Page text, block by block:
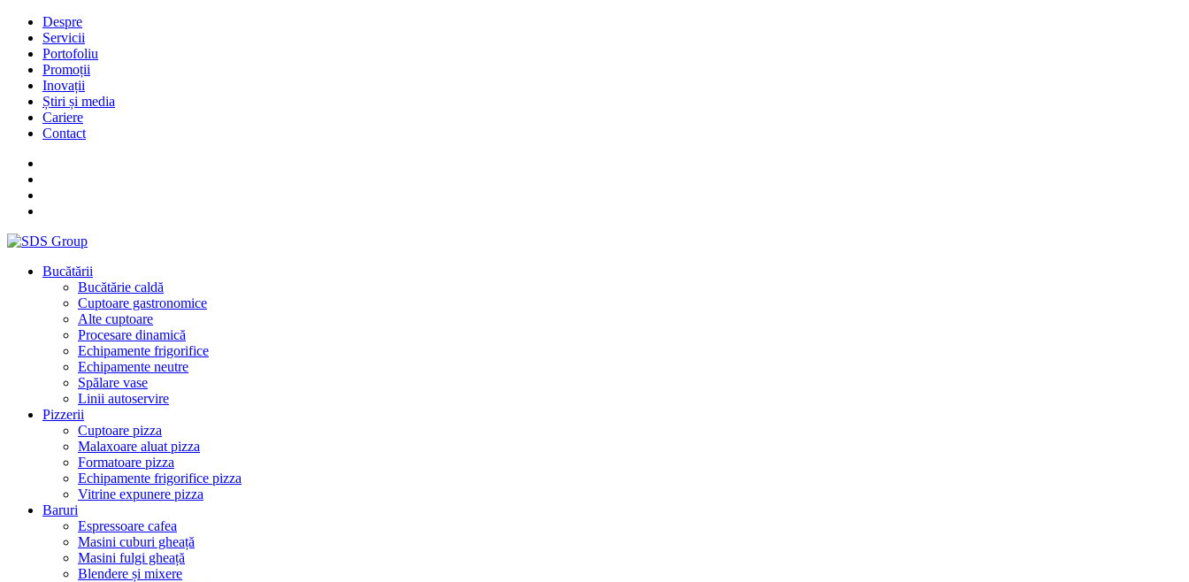
Despre
Servicii
Portofoliu
Promoții
Inovații
Știri și media
Cariere
Contact
Bucătării
Bucătărie caldă
Cuptoare gastronomice
Alte cuptoare
Procesare dinamică
Echipamente frigorifice
Echipamente neutre
Spălare vase
Linii autoservire
Pizzerii
Cuptoare pizza
Malaxoare aluat pizza
Formatoare pizza
Echipamente frigorifice pizza
Vitrine expunere pizza
Baruri
Espressoare cafea
Masini cuburi gheață
Masini fulgi gheață
Blendere și mixere